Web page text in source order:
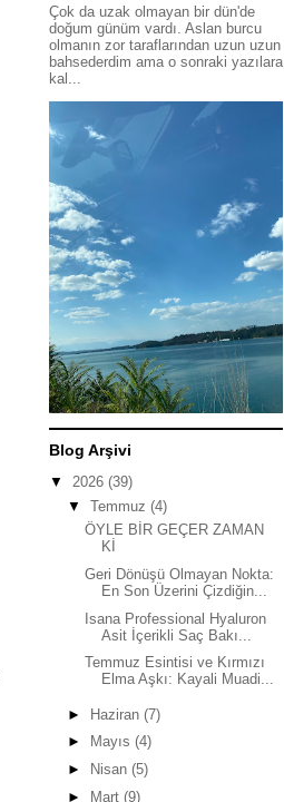
Çok da uzak olmayan bir dün'de
doğum günüm vardı. Aslan burcu
olmanın zor taraflarından uzun uzun
bahsederdim ama o sonraki yazılara
kal...
Blog Arşivi
▼ 2026 (39)
▼ Temmuz (4)
ÖYLE BİR GEÇER ZAMAN
Kİ
Geri Dönüşü Olmayan Nokta:
En Son Üzerini Çizdiğin...
Isana Professional Hyaluron
Asit İçerikli Saç Bakı...
Temmuz Esintisi ve Kırmızı
Elma Aşkı: Kayali Muadi...
► Haziran (7)
►
Mayıs (4)
►
Nisan (5)
►
Mart (9)